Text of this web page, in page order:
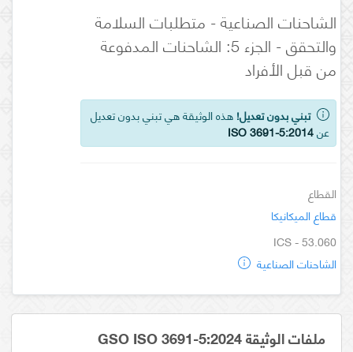
الشاحنات الصناعية - متطلبات السلامة
والتحقق - الجزء 5: الشاحنات المدفوعة
من قبل الأفراد
تبني بدون تعديل! هذه الوثيقة هي تبني بدون تعديل
عنISO 3691-5:2014
القطاع
قطاع الميكانيكا
ICS - 53.060
الشاحنات الصناعية
ملفات الوثيقة GSO ISO 3691-5:2024